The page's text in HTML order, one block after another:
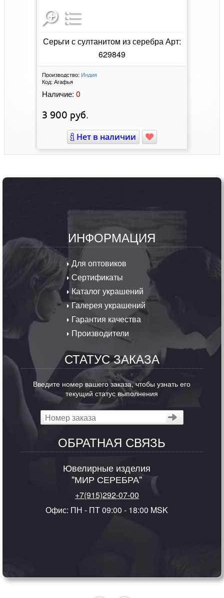
Серьги с султанитом из серебра Арт:
629849
Производство: Индия
Код: Агафья
Наличие: 0
3 900 руб.
Нет в наличии
ИНФОРМАЦИЯ
Для оптовиков
Сертификаты
Каталог украшений
Галерея украшений
Гарантия качества
Производители
СТАТУС ЗАКАЗА
Введите номер вашего заказа, чтобы узнать его
текущий статус выполнения
ОБРАТНАЯ СВЯЗЬ
Ювелирные изделия
"МИР СЕРЕБРА"
+7(915)292-07-00
Офис: ПН - ПТ 09:00 - 18:00 MSK